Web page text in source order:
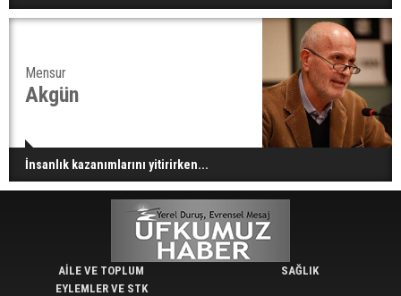
Mensur
Akgün
İnsanlık kazanımlarını yitirirken...
AİLE VE TOPLUM
EYLEMLER VE STK
SAĞLIK